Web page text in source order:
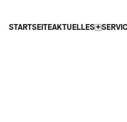
STARTSEITEAKTUELLESexpand_more